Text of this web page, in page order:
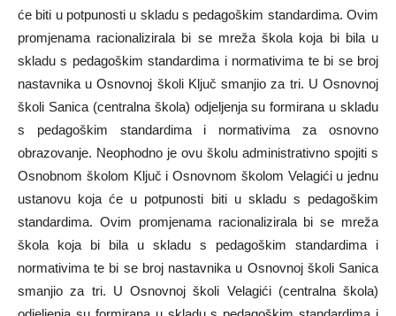
će biti u potpunosti u skladu s pedagoškim standardima. Ovim
promjenama racionalizirala bi se mreža škola koja bi bila u
skladu s pedagoškim standardima i normativima te bi se broj
nastavnika u Osnovnoj školi Ključ smanjio za tri. U Osnovnoj
školi Sanica (centralna škola) odjeljenja su formirana u skladu
s pedagoškim standardima i normativima za osnovno
obrazovanje. Neophodno je ovu školu administrativno spojiti s
Osnobnom školom Ključ i Osnovnom školom Velagići u jednu
ustanovu koja će u potpunosti biti u skladu s pedagoškim
standardima. Ovim promjenama racionalizirala bi se mreža
škola koja bi bila u skladu s pedagoškim standardima i
normativima te bi se broj nastavnika u Osnovnoj školi Sanica
smanjio za tri. U Osnovnoj školi Velagići (centralna škola)